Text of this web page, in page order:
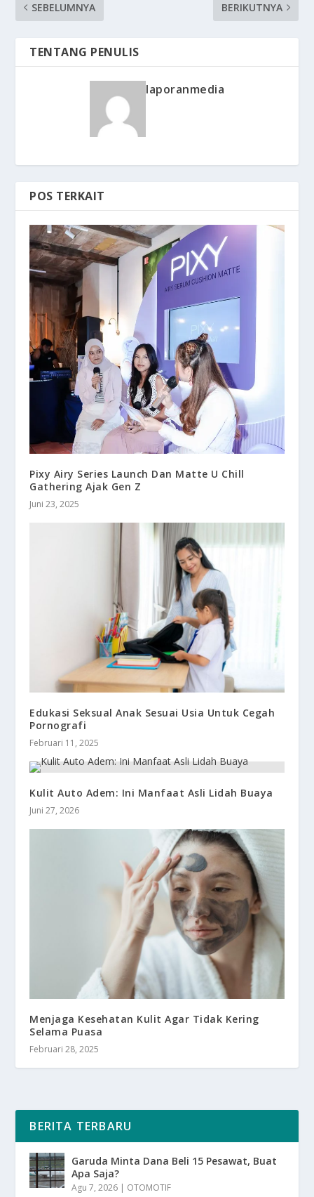
SEBELUMNYA BERIKUTNYA
TENTANG PENULIS
laporanmedia
POS TERKAIT
Pixy Airy Series Launch Dan Matte U Chill
Gathering Ajak Gen Z
Juni 23, 2025
Edukasi Seksual Anak Sesuai Usia Untuk Cegah
Pornografi
Februari 11, 2025
Kulit Auto Adem: Ini Manfaat Asli Lidah Buaya
Juni 27, 2026
Menjaga Kesehatan Kulit Agar Tidak Kering
Selama Puasa
Februari 28, 2025
BERITA TERBARU
Garuda Minta Dana Beli 15 Pesawat, Buat
Apa Saja?
Agu 7, 2026 | OTOMOTIF